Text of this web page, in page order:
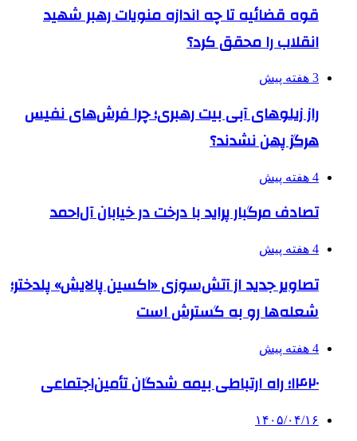
قوه قضائیه تا چه اندازه منویات رهبر شهید
انقلاب را محقق کرد؟
3 هفته پیش
راز زیلوهای آبی بیت رهبری؛ چرا فرش‌های نفیس
هرگز پهن نشدند؟
4 هفته پیش
تصادف مرگبار پراید با درخت در خیابان آل‌احمد
4 هفته پیش
تصاویر جدید از آتش‌سوزی «اکسین پالایش» پلدختر؛
شعله‌ها رو به گسترش است
4 هفته پیش
۱۴۲۰؛ راه ارتباطی بیمه شدگان تأمین‌اجتماعی
۱۴۰۵/۰۴/۱۶